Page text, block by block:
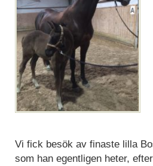
Vi fick besök av finaste lilla
som han egentligen heter,